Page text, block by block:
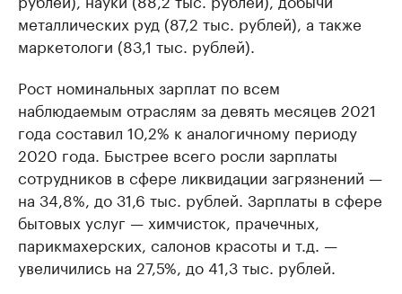
металлических руд (87,2 тыс. рублей), а также
маркетологи (83,1 тыс. рублей).
Рост номинальных зарплат по всем
наблюдаемым отраслям за девять месяцев 2021
года составил 10,2% к аналогичному периоду
2020 года. Быстрее всего росли зарплаты
сотрудников в сфере ликвидации загрязнений —
на 34,8%, до 31,6 тыс. рублей. Зарплаты в сфере
бытовых услуг — химчисток, прачечных,
парикмахерских, салонов красоты и т.д. —
увеличились на 27,5%, до 41,3 тыс. рублей.